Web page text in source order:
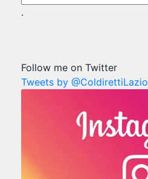
per:
.
Follow me on Twitter
Tweets by @ColdirettiLazio